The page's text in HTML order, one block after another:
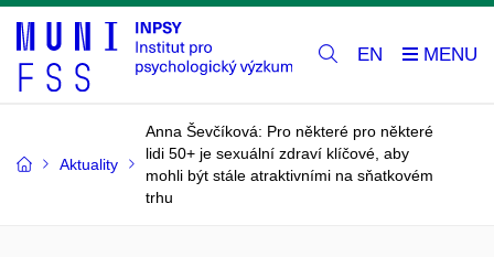
EN
Aktuality
Anna Ševčíková: Pro některé pro některé
lidi 50+ je sexuální zdraví klíčové, aby
mohli být stále atraktivními na sňatkovém
trhu